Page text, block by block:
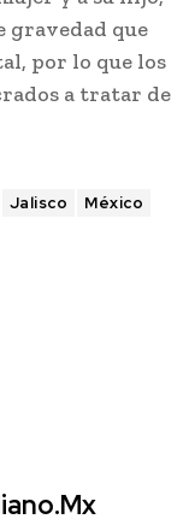
gravedad que
por lo que los
a tratar de
Jalisco
México